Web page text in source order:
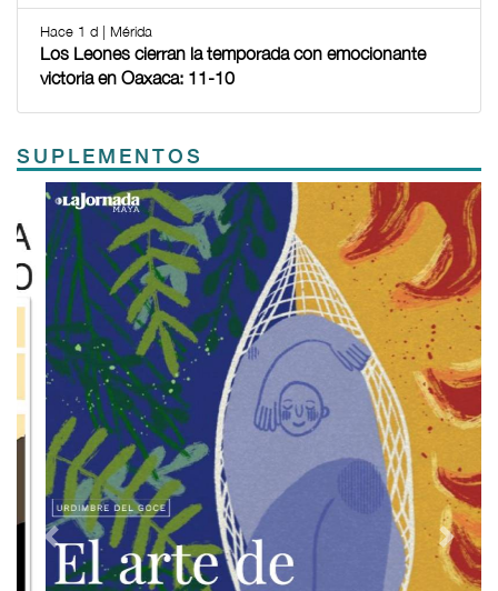
Hace 1 d | Mérida
Los Leones cierran la temporada con emocionante
victoria en Oaxaca: 11-10
SUPLEMENTOS
Previous Next